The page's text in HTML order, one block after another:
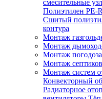
смесительные
Полиэтилен PE-
Сшитый
контура
Монтаж
Монтаж
Монтаж
Монтаж септиков
Монтаж систем
Конвекторный
Радиаторное